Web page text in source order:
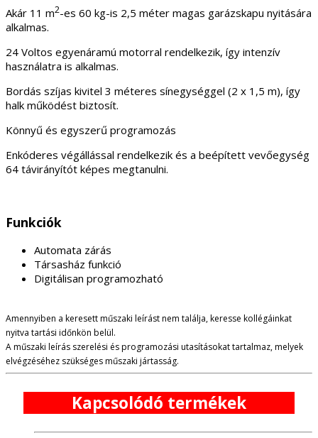
Akár 11 m2-es 60 kg-is 2,5 méter magas garázskapu nyitására
alkalmas.
24 Voltos egyenáramú motorral rendelkezik, így intenzív
használatra is alkalmas.
Bordás szíjas kivitel 3 méteres sínegységgel (2 x 1,5 m), így
halk működést biztosít.
Könnyű és egyszerű programozás
Enkóderes végállással rendelkezik és a beépített vevőegység
64 távirányítót képes megtanulni.
Funkciók
Automata zárás
Társasház funkció
Digitálisan programozható
Amennyiben a keresett műszaki leírást nem találja, keresse kollégáinkat
nyitva tartási időnkön belül.
A műszaki leírás szerelési és programozási utasításokat tartalmaz, melyek
elvégzéséhez szükséges műszaki jártasság.
Kapcsolódó termékek